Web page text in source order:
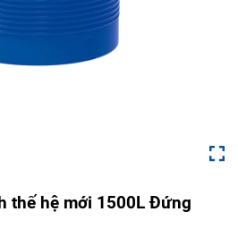
thế hệ mới 1500L Đứng